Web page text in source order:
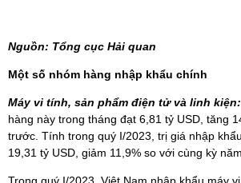
Nguồn: Tổng cục Hải quan
Một số nhóm hàng nhập khẩu chính
Máy vi tính, sản phẩm điện tử và linh kiện:
hàng này trong tháng đạt 6,81 tỷ USD, tăng
trước. Tính trong quý I/2023, trị giá nhập
19,31 tỷ USD, giảm 11,9% so với cùng kỳ